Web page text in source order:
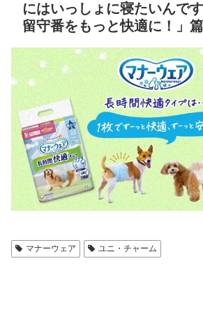
にはいっしょに寝たいんで
留守番をもっと快適に！」篇
マナーウェア ユニ・チャーム